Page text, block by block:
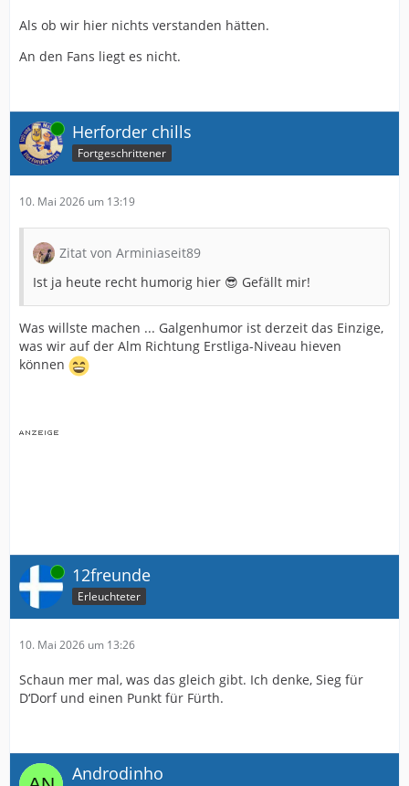
Als ob wir hier nichts verstanden hätten.
An den Fans liegt es nicht.
Online Herforder chills
Fortgeschrittener
10. Mai 2026 um 13:19
Zitat von Arminiaseit89
Ist ja heute recht humorig hier 😎 Gefällt mir!
Was willste machen ... Galgenhumor ist derzeit das Einzige,
was wir auf der Alm Richtung Erstliga-Niveau hieven
können
Online 12freunde
Erleuchteter
10. Mai 2026 um 13:26
Schaun mer mal, was das gleich gibt. Ich denke, Sieg für
D‘Dorf und einen Punkt für Fürth.
Androdinho